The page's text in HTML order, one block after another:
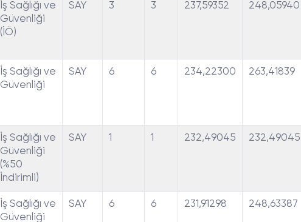
İş Sağlığı ve
Güvenliği
(İÖ)
SAY 3 3 237,59352 248,05940
İş Sağlığı ve
Güvenliği
SAY 6 6 234,22300 263,41839
İş Sağlığı ve
Güvenliği
(%50
İndirimli)
SAY 1 1 232,49045 232,49045
İş Sağlığı ve
Güvenliği
SAY 6 6 231,91298 248,63387